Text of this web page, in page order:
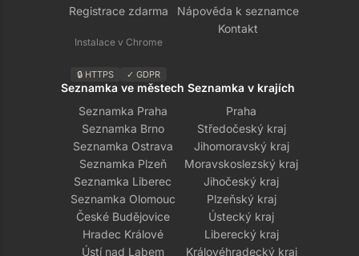
Registrace zdarma
Instalace v Chrome
🔒 HTTPS ✓ GDPR
Nápověda k seznamce
Kontakt
Seznamka ve městech
Seznamka Praha
Seznamka Brno
Seznamka Ostrava
Seznamka Plzeň
Seznamka Liberec
Seznamka Olomouc
České Budějovice
Hradec Králové
Ústí nad Labem
Seznamka v krajích
Praha
Středočeský kraj
Jihomoravský kraj
Moravskoslezský kraj
Jihočeský kraj
Plzeňský kraj
Ústecký kraj
Liberecký kraj
Královéhradecký kraj